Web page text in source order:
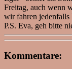
Freitag, auch wenn
wir fahren jedenfalls
P.S. Eva, geh bitte
Kommentare: